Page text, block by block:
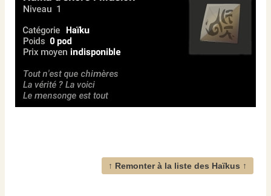
↑ Remonter à la liste des Haïkus ↑